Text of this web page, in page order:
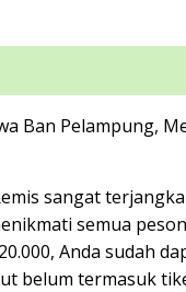
Ban Pelampung,
sangat
semua
Anda sudah
belum termasuk